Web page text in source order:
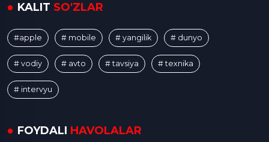
KALIT SO'ZLAR
#apple # mobile # yangilik # dunyo
# vodiy # avto # tavsiya # texnika
# intervyu
FOYDALI HAVOLALAR